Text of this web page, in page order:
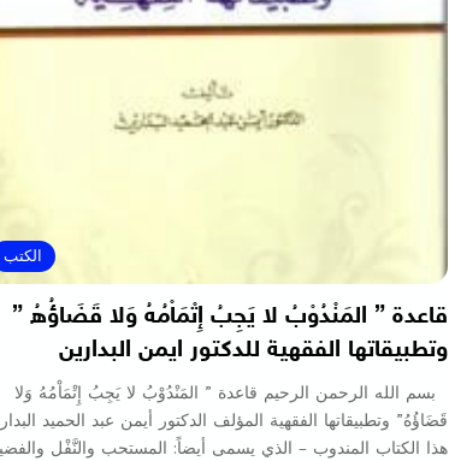
الكتب
قاعدة ” المَنْدُوْبُ لا يَجِبُ إِتْمَاْمُهُ وَلا قَضَاؤُهُ ”
وتطبيقاتها الفقهية للدكتور ايمن البدارين
بسم الله الرحمن الرحيم قاعدة ” المَنْدُوْبُ لا يَجِبُ إِتْمَاْمُهُ وَلا
قَضَاؤُهُ” وتطبيقاتها الفقهية المؤلف الدكتور أيمن عبد الحميد
هذا الكتاب المندوب – الذي يسمى أيضاً: المستحب والنَّفْل